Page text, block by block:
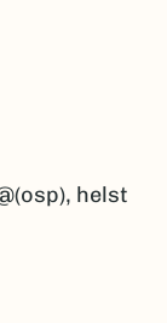
helst